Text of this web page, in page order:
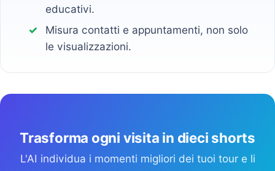
educativi.
Misura contatti e appuntamenti, non solo
le visualizzazioni.
Trasforma ogni visita in dieci shorts
L'AI individua i momenti migliori dei tuoi tour e li